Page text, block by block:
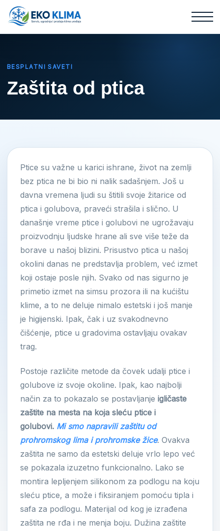
BESPLATNI SAVETI
Zaštita od ptica
Ptice su važne u karici ishrane, život na zemlji
bez ptica ne bi bio ni nalik sadašnjem. Još u
davna vremena ljudi su štitili svoje žitarice od
ptica i golubova, praveći strašila i slično. U
današnje vreme ptice i golubovi ne ugrožavaju
proizvodnju ljudske hrane ali sve više teže da
borave u našoj blizini. Prisustvo ptica u našoj
okolini danas ne predstavlja problem, već izmet
koji ostaje posle njih. Svako od nas sigurno je
primetio izmet na simsu prozora ili na kućištu
klime, a to ne deluje nimalo estetski i još manje
je higijenski. Ipak, čak i uz svakodnevno
čišćenje, ptice u gradovima ostavljaju ovakav
trag.
Postoje različite metode da čovek udalji ptice i
golubove iz svoje okoline. Ipak, kao najbolji
način za to pokazalo se postavljanje igličaste
zaštite na mesta na koja sleću ptice i
golubovi. Mi smo napravili zaštitu od
prohromskog lima i prohromske žice. Ovakva
zaštita ne samo da estetski deluje vrlo lepo već
se pokazala izuzetno funkcionalno. Lako se
montira lepljenjem silikonom za podlogu na koju
sleću ptice, a može i fiksiranjem pomoću tipla i
safa za podlogu. Materijal od kog je izrađena
zaštita ne rđa i ne menja boju. Dužina zaštite